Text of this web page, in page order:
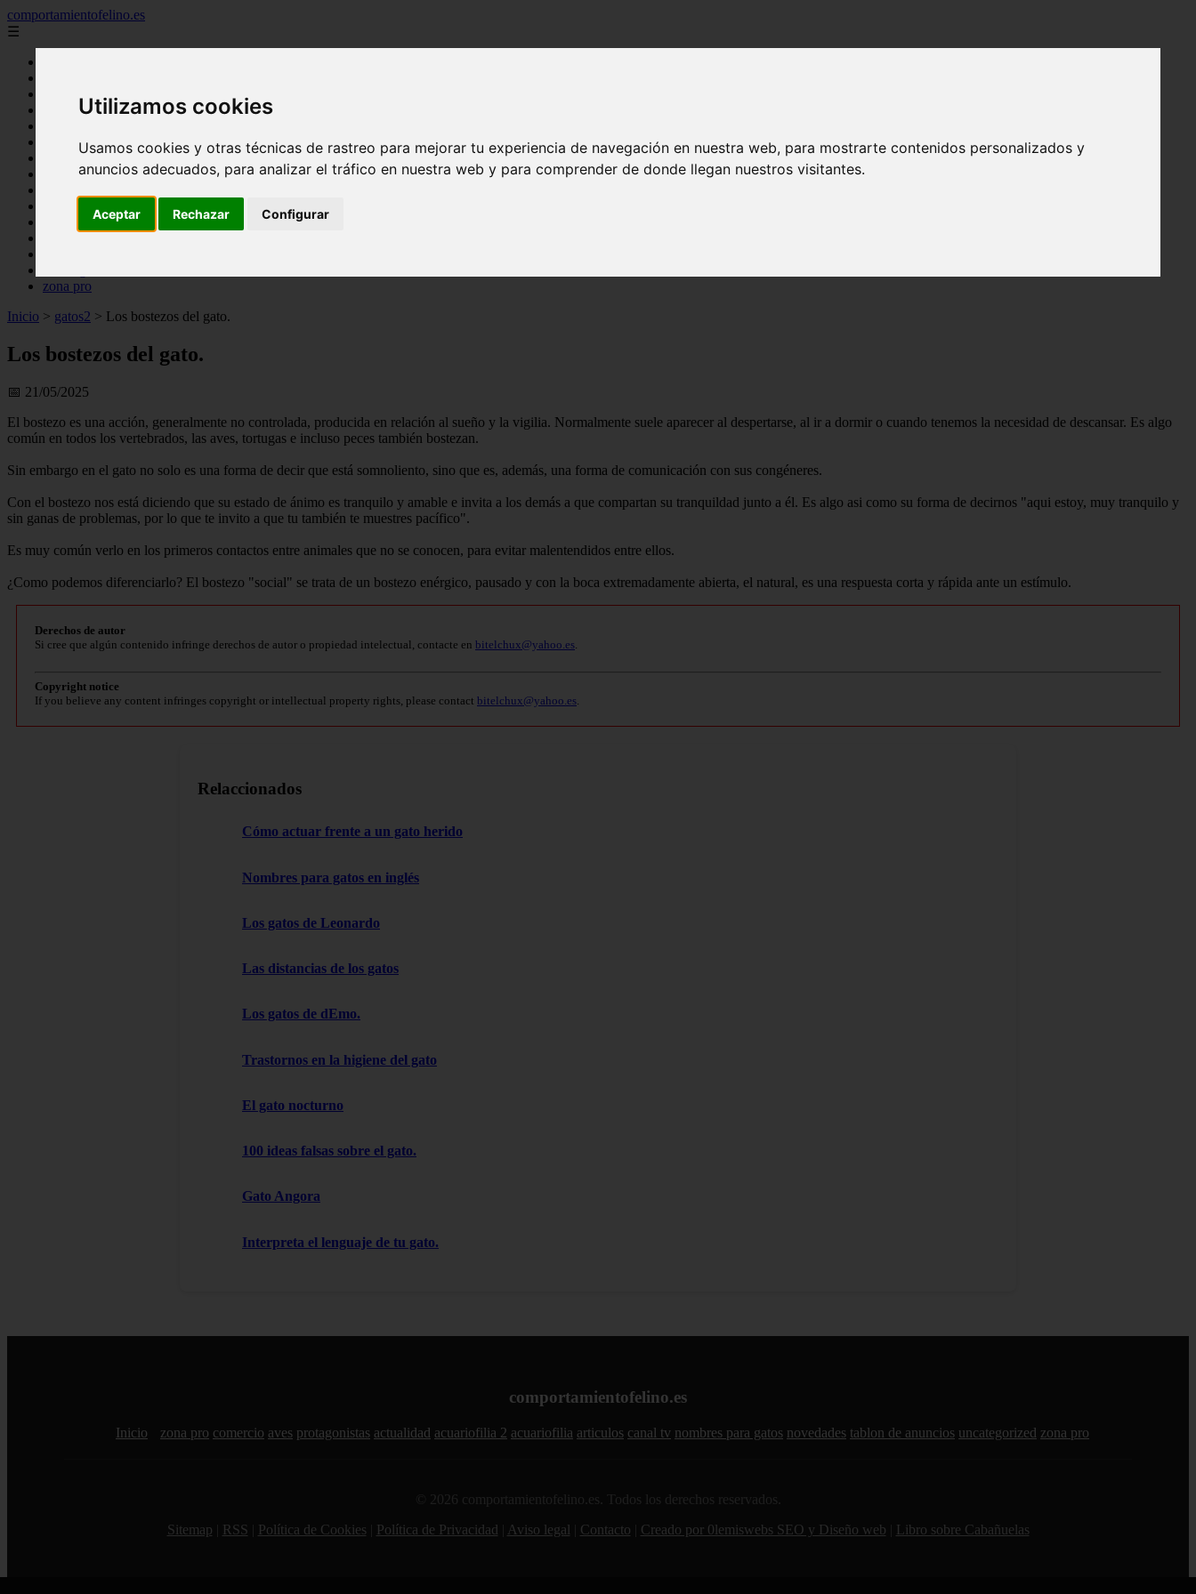
Utilizamos cookies
Usamos cookies y otras técnicas de rastreo para mejorar tu experiencia de navegación en nuestra web, para mostrarte contenidos personalizados y
anuncios adecuados, para analizar el tráfico en nuestra web y para comprender de donde llegan nuestros visitantes.
Aceptar Rechazar Configurar
comportamientofelino.es
☰
actualidad
acuariofilia 2
acuariofilia
nombres para gatos
zona pro
Inicio > gatos2 > Los bostezos del gato.
Los bostezos del gato.
📅 21/05/2025
El bostezo es una acción, generalmente no controlada, producida en relación al sueño y la vigilia. Normalmente suele aparecer al despertarse, al ir a dormir o cuando tenemos la necesidad de descansar. Es algo
común en todos los vertebrados, las aves, tortugas e incluso peces también bostezan.
Sin embargo en el gato no solo es una forma de decir que está somnoliento, sino que es, además, una forma de comunicación con sus congéneres.
Con el bostezo nos está diciendo que su estado de ánimo es tranquilo y amable e invita a los demás a que compartan su tranquildad junto a él. Es algo asi como su forma de decirnos "aqui estoy, muy tranquilo y
sin ganas de problemas, por lo que te invito a que tu también te muestres pacífico".
Es muy común verlo en los primeros contactos entre animales que no se conocen, para evitar malentendidos entre ellos.
¿Como podemos diferenciarlo? El bostezo "social" se trata de un bostezo enérgico, pausado y con la boca extremadamente abierta, el natural, es una respuesta corta y rápida ante un estímulo.
Derechos de autor
Si cree que algún contenido infringe derechos de autor o propiedad intelectual, contacte en bitelchux@yahoo.es
Copyright notice
If you believe any content infringes copyright or intellectual property rights, please contact bitelchux@yahoo.es
Relaccionados
Cómo actuar frente a un gato herido
Nombres para gatos en inglés
Los gatos de Leonardo
Las distancias de los gatos
Los gatos de dEmo.
Trastornos en la higiene del gato
El gato nocturno
100 ideas falsas sobre el gato.
Gato Angora
Interpreta el lenguaje de tu gato.
comportamientofelino.es
Inicio zona pro comercio aves protagonistas actualidad acuariofilia 2 acuariofilia articulos canal tv nombres para gatos novedades tablon de anuncios uncategorized zona pro
© 2026 comportamientofelino.es. Todos los derechos reservados.
Sitemap
RSS Política de Cookies Política de Privacidad Aviso legal Contacto Creado por 0lemiswebs SEO y Diseño web Libro sobre Cabañuelas